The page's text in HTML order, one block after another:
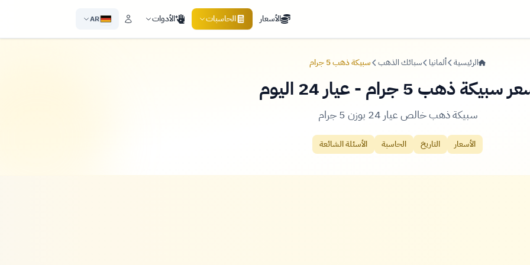
الأسعار الحاسبات الأدوات AR
الرئيسية ألمانيا سبائك الذهب سبيكة ذهب 5 جرام
سبيكة ذهب 5 جرام - عيار 24 اليوم
سبيكة ذهب خالص عيار 24 بوزن 5 جرام
الأسعار التاريخ الحاسبة الأسئلة الشائعة